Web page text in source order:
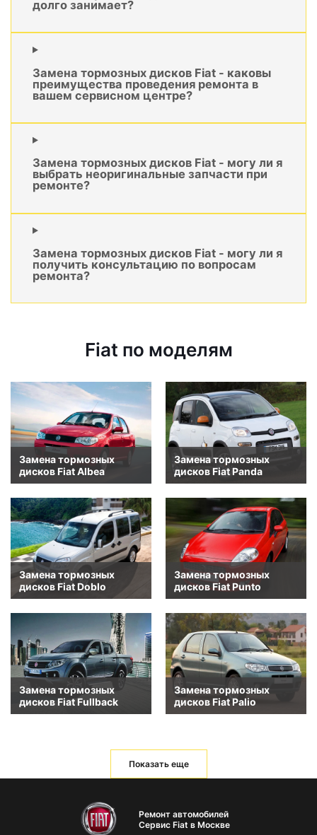
долго занимает?
Замена тормозных дисков Fiat - каковы
преимущества проведения ремонта в
вашем сервисном центре?
Замена тормозных дисков Fiat - могу ли я
выбрать неоригинальные запчасти при
ремонте?
Замена тормозных дисков Fiat - могу ли я
получить консультацию по вопросам
ремонта?
Fiat по моделям
Замена тормозных
дисков Fiat Albea
Замена тормозных
дисков Fiat Panda
Замена тормозных
дисков Fiat Doblo
Замена тормозных
дисков Fiat Punto
Замена тормозных
дисков Fiat Fullback
Замена тормозных
дисков Fiat Palio
Показать еще
Ремонт автомобилей
Сервис Fiat в Москве